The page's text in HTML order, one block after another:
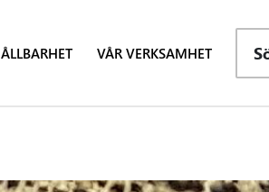
VÅR VERKSAMHET